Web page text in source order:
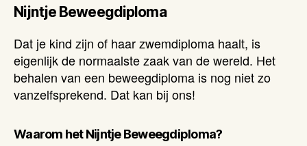
Nijntje Beweegdiploma
Dat je kind zijn of haar zwemdiploma haalt, is
eigenlijk de normaalste zaak van de wereld. Het
behalen van een beweegdiploma is nog niet zo
vanzelfsprekend. Dat kan bij ons!
Waarom het Nijntje Beweegdiploma?